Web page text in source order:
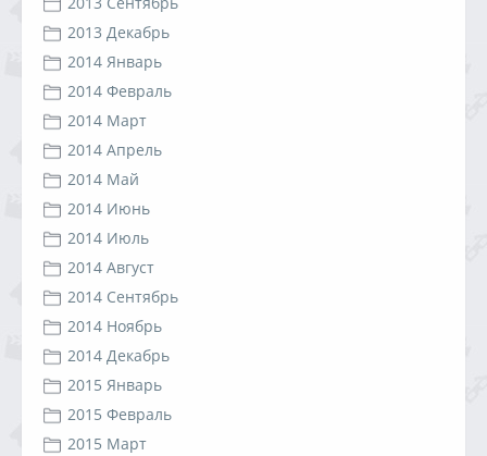
2013 Декабрь
2014 Январь
2014 Февраль
2014 Март
2014 Апрель
2014 Май
2014 Июнь
2014 Июль
2014 Август
2014 Сентябрь
2014 Ноябрь
2014 Декабрь
2015 Январь
2015 Февраль
2015 Март